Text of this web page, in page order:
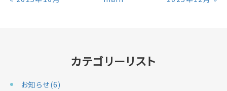
カテゴリーリスト
お知らせ(6)